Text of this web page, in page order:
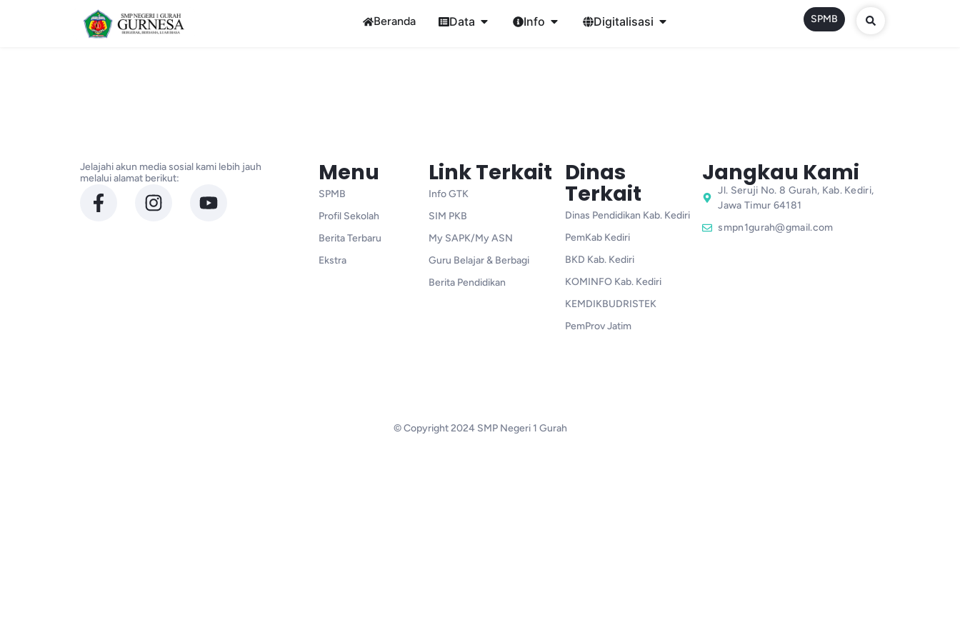
Beranda Data Info Digitalisasi SPMB
Jelajahi akun media sosial kami lebih jauh
melalui alamat berikut:
Menu
SPMB
Profil Sekolah
Berita Terbaru
Ekstra
Link Terkait
Info GTK
SIM PKB
My SAPK/My ASN
Guru Belajar & Berbagi
Berita Pendidikan
Dinas
Terkait
Dinas Pendidikan Kab. Kediri
PemKab Kediri
BKD Kab. Kediri
KOMINFO Kab. Kediri
KEMDIKBUDRISTEK
PemProv Jatim
Jangkau Kami
Jl. Seruji No. 8 Gurah, Kab. Kediri,
Jawa Timur 64181
smpn1gurah@gmail.com
© Copyright 2024 SMP Negeri 1 Gurah